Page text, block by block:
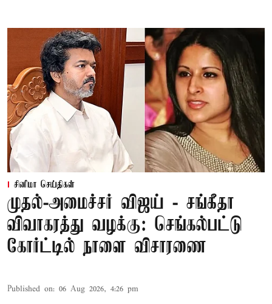
சினிமா செய்திகள்
முதல்-அமைச்சர் விஜய் - சங்கீதா
விவாகரத்து வழக்கு: செங்கல்பட்டு
கோர்ட்டில் நாளை விசாரணை
Published on: 06 Aug 2026, 4:26 pm